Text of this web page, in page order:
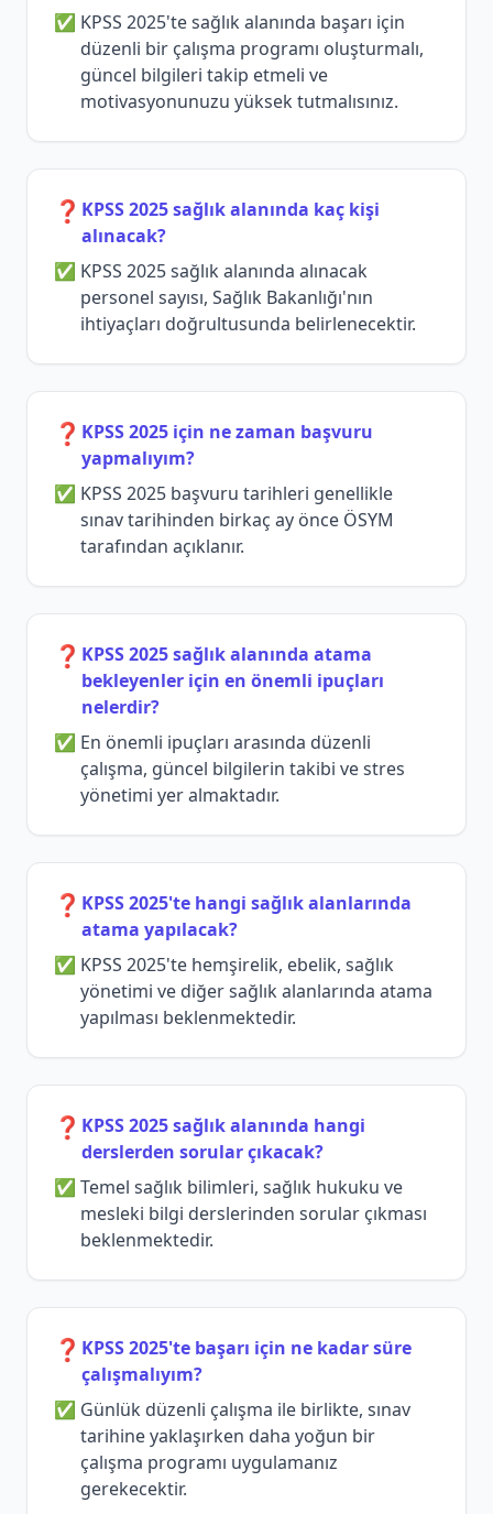
KPSS 2025'te sağlık alanında başarı için
düzenli bir çalışma programı oluşturmalı,
güncel bilgileri takip etmeli ve
motivasyonunuzu yüksek tutmalısınız.
❓ KPSS 2025 sağlık alanında kaç kişi
alınacak?
KPSS 2025 sağlık alanında alınacak
personel sayısı, Sağlık Bakanlığı'nın
ihtiyaçları doğrultusunda belirlenecektir.
❓ KPSS 2025 için ne zaman başvuru
yapmalıyım?
KPSS 2025 başvuru tarihleri genellikle
sınav tarihinden birkaç ay önce ÖSYM
tarafından açıklanır.
❓ KPSS 2025 sağlık alanında atama
bekleyenler için en önemli ipuçları
nelerdir?
En önemli ipuçları arasında düzenli
çalışma, güncel bilgilerin takibi ve stres
yönetimi yer almaktadır.
❓ KPSS 2025'te hangi sağlık alanlarında
atama yapılacak?
KPSS 2025'te hemşirelik, ebelik, sağlık
yönetimi ve diğer sağlık alanlarında atama
yapılması beklenmektedir.
❓ KPSS 2025 sağlık alanında hangi
derslerden sorular çıkacak?
Temel sağlık bilimleri, sağlık hukuku ve
mesleki bilgi derslerinden sorular çıkması
beklenmektedir.
❓ KPSS 2025'te başarı için ne kadar süre
çalışmalıyım?
Günlük düzenli çalışma ile birlikte, sınav
tarihine yaklaşırken daha yoğun bir
çalışma programı uygulamanız
gerekecektir.